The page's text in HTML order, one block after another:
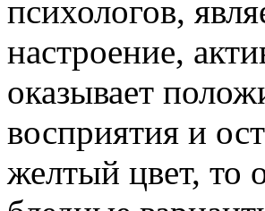
психологов,
настроение,
оказывает
восприятия и
желтый цвет, то